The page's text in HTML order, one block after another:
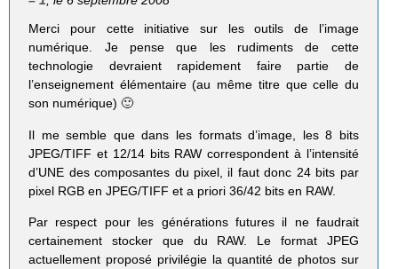
Merci pour cette initiative sur les outils de l’image
numérique. Je pense que les rudiments de cette
technologie devraient rapidement faire partie de
l’enseignement élémentaire (au même titre que celle du
son numérique) 🙂
Il me semble que dans les formats d’image, les 8 bits
JPEG/TIFF et 12/14 bits RAW correspondent à l’intensité
d’UNE des composantes du pixel, il faut donc 24 bits par
pixel RGB en JPEG/TIFF et a priori 36/42 bits en RAW.
Par respect pour les générations futures il ne faudrait
certainement stocker que du RAW. Le format JPEG
actuellement proposé privilégie la quantité de photos sur